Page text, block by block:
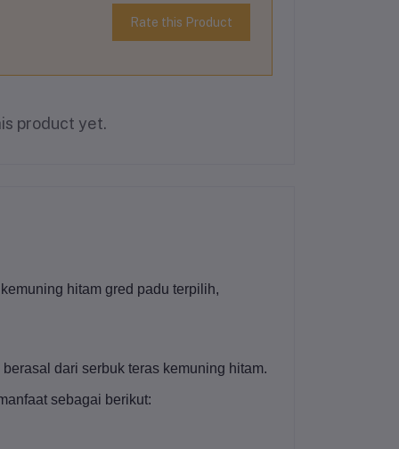
Rate this Product
product yet.
hitam gred padu terpilih,
dari serbuk teras kemuning hitam.
sebagai berikut: